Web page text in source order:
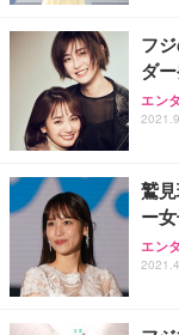
務用
ワー
能
務用
ッシ
ス圧
【整
ー
ort/
【
グモ
限定
超厚
ア
ュラ
フ
ダ
エン
鷲
ー
エン